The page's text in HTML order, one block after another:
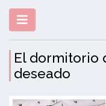
El dormitorio
deseado